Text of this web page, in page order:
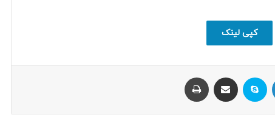
کپی لینک
لینکداین اسکایپ اشتراک با ایمیل